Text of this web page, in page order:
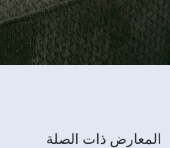
المعارض ذات الصلة